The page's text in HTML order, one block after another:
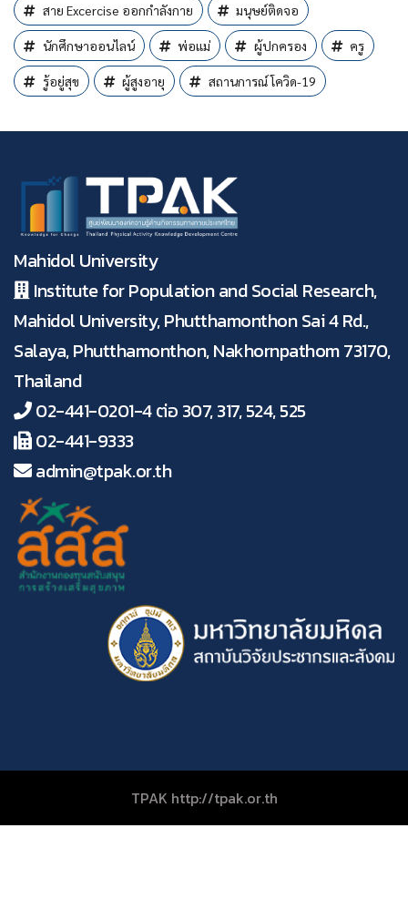
สาย Excercise ออกกำลังกาย มนุษย์ติดจอ
นักศึกษาออนไลน์ พ่อแม่ ผู้ปกครอง ครู
รู้อยู่สุข ผู้สูงอายุ สถานการณ์ โควิด-19
Mahidol University
Institute for Population and Social Research,
Mahidol University, Phutthamonthon Sai 4 Rd.,
Salaya, Phutthamonthon, Nakhornpathom 73170,
Thailand
02-441-0201-4 ต่อ 307, 317, 524, 525
02-441-9333
admin@tpak.or.th
TPAK http://tpak.or.th